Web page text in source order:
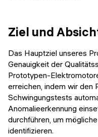
Ziel und
Das Hauptziel unseres
Genauigkeit der
Prototypen-
erreichen, indem wir den
Schwingungstests
Anomalieerkennung
durchführen, um
identifizieren.